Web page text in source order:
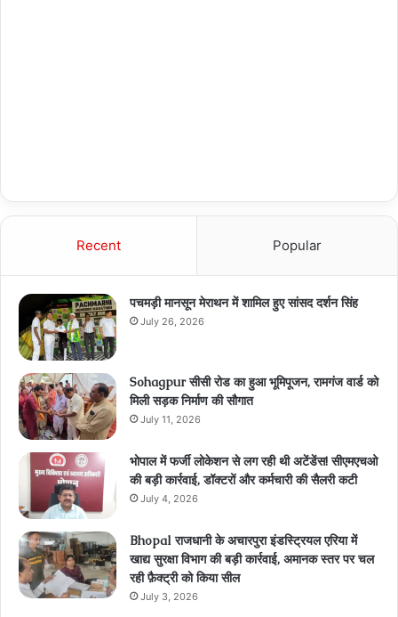
Recent Popular
पचमड़ी मानसून मेराथन में शामिल हुए सांसद दर्शन सिंह
July 26, 2026
Sohagpur सीसी रोड का हुआ भूमिपूजन, रामगंज वार्ड को
मिली सड़क निर्माण की सौगात
July 11, 2026
भोपाल में फर्जी लोकेशन से लग रही थी अटेंडेंस! सीएमएचओ
की बड़ी कार्रवाई, डॉक्टरों और कर्मचारी की सैलरी कटी
July 4, 2026
Bhopal राजधानी के अचारपुरा इंडस्ट्रियल एरिया में
खाद्य सुरक्षा विभाग की बड़ी कार्रवाई, अमानक स्तर पर चल
रही फ़ैक्ट्री को किया सील
July 3, 2026